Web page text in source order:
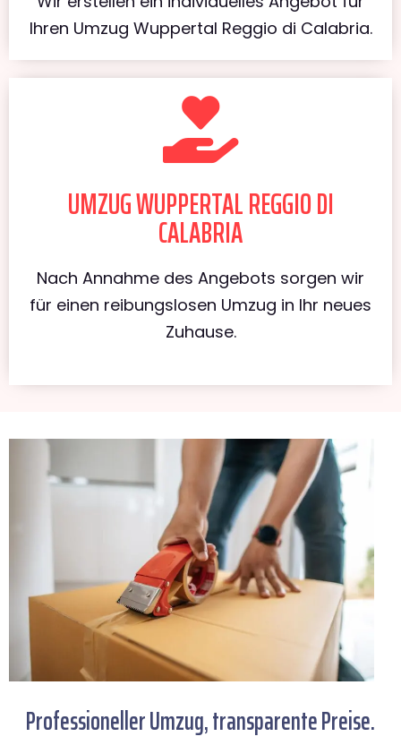
Ihren Umzug Wuppertal Reggio di Calabria.
UMZUG WUPPERTAL REGGIO DI
CALABRIA
Nach Annahme des Angebots sorgen wir
für einen reibungslosen Umzug in Ihr neues
Zuhause.
Professioneller Umzug, transparente Preise.